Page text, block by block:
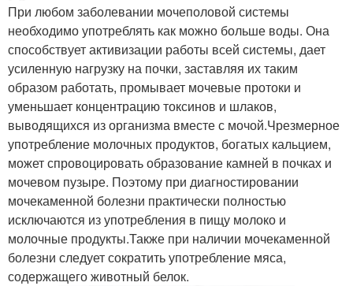
При любом заболевании мочеполовой системы
необходимо употреблять как можно больше воды. Она
способствует активизации работы всей системы, дает
усиленную нагрузку на почки, заставляя их таким
образом работать, промывает мочевые протоки и
уменьшает концентрацию токсинов и шлаков,
выводящихся из организма вместе с мочой.Чрезмерное
употребление молочных продуктов, богатых кальцием,
может спровоцировать образование камней в почках и
мочевом пузыре. Поэтому при диагностировании
мочекаменной болезни практически полностью
исключаются из употребления в пищу молоко и
молочные продукты.Также при наличии мочекаменной
болезни следует сократить употребление мяса,
содержащего животный белок.